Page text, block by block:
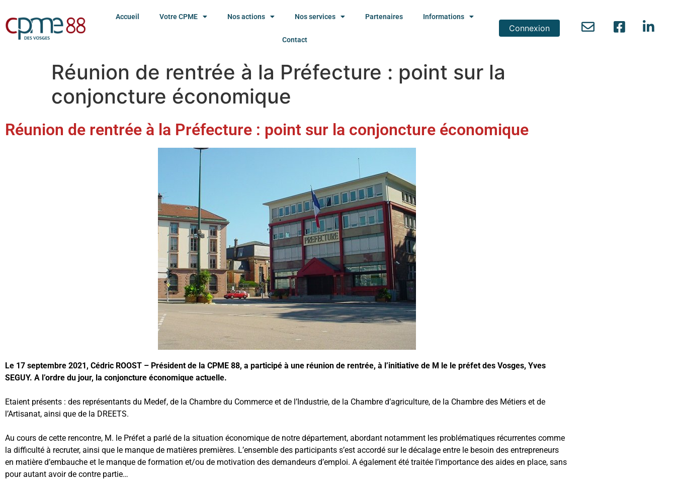
Accueil Votre CPME Nos actions Nos services Partenaires Informations
Contact
Connexion
Réunion de rentrée à la Préfecture : point sur la
conjoncture économique
Réunion de rentrée à la Préfecture : point sur la conjoncture économique
Le 17 septembre 2021, Cédric ROOST – Président de la CPME 88, a participé à une réunion de rentrée, à l’initiative de M le le préfet des Vosges, Yves
SEGUY. A l’ordre du jour, la conjoncture économique actuelle.
Etaient présents : des représentants du Medef, de la Chambre du Commerce et de l’Industrie, de la Chambre d’agriculture, de la Chambre des Métiers et de
l’Artisanat, ainsi que de la DREETS.
Au cours de cette rencontre, M. le Préfet a parlé de la situation économique de notre département, abordant notamment les problématiques récurrentes comme
la difficulté à recruter, ainsi que le manque de matières premières. L’ensemble des participants s’est accordé sur le décalage entre le besoin des entrepreneurs
en matière d’embauche et le manque de formation et/ou de motivation des demandeurs d’emploi. A également été traitée l’importance des aides en place, sans
pour autant avoir de contre partie…